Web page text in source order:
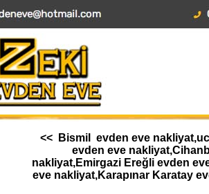
<< Bismil evden eve
evden eve
nakliyat,Emirgazi Ereğli evden
eve nakliyat,Karapınar Karatay